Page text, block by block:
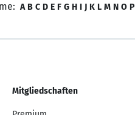
A B C D E F G H I J K L M N O P
Mitgliedschaften